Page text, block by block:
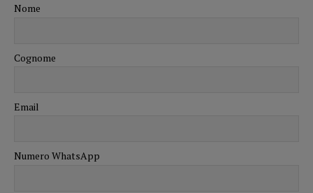
Nome
Cognome
Email
Numero WhatsApp